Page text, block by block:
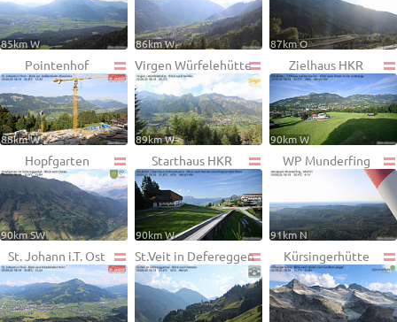
85km W 86km W 87km O
Pointenhof
88km W
Virgen Würfelehütte
89km W
Zielhaus HKR
90km W
Hopfgarten
90km SW
Starthaus HKR
90km W
WP Munderfing
91km N
St. Johann i.T. Ost St.Veit in Defereggen Kürsingerhütte